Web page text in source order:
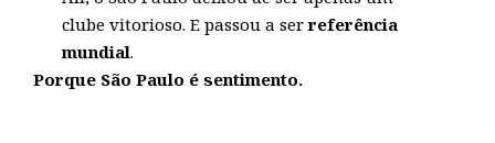
clube vitorioso. E passou a serreferência
mundial.
Porque São Paulo é sentimento.